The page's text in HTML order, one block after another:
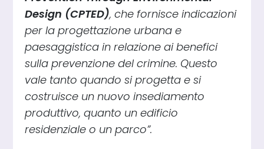
Design (CPTED), che fornisce indicazioni
per la progettazione urbana e
paesaggistica in relazione ai benefici
sulla prevenzione del crimine. Questo
vale tanto quando si progetta e si
costruisce un nuovo insediamento
produttivo, quanto un edificio
residenziale o un parco”.